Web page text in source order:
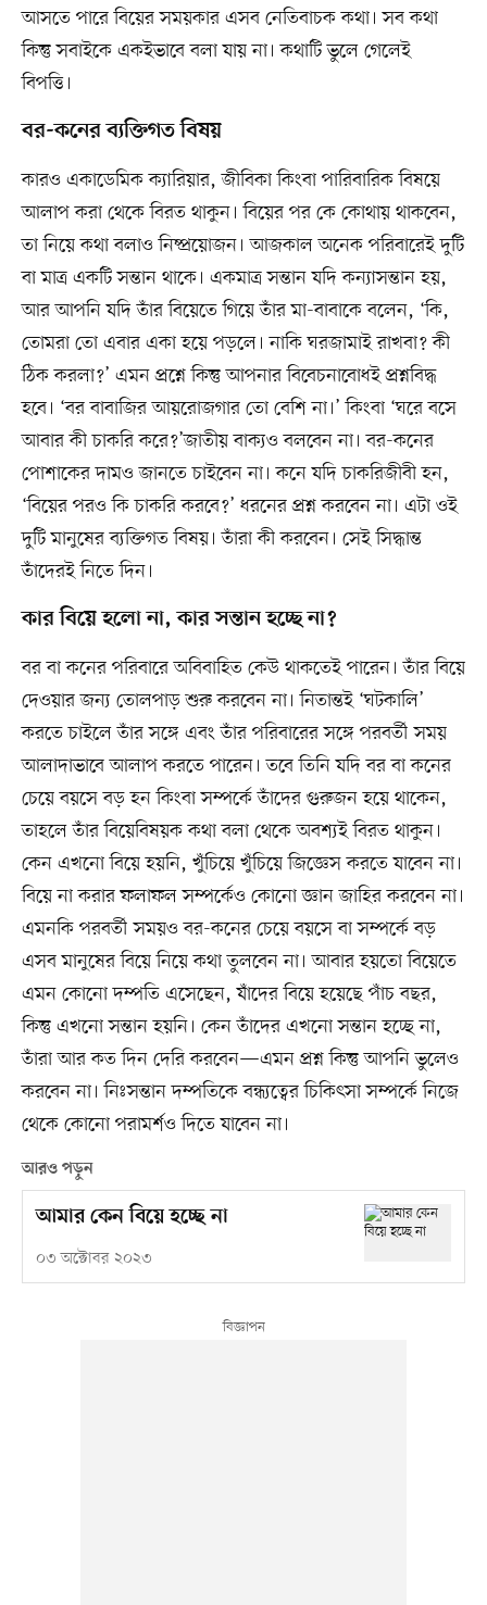
আসতে পারে বিয়ের সময়কার এসব নেতিবাচক কথা। সব কথা
কিন্তু সবাইকে একইভাবে বলা যায় না। কথাটি ভুলে গেলেই
বিপত্তি।
বর-কনের ব্যক্তিগত বিষয়
কারও একাডেমিক ক্যারিয়ার, জীবিকা কিংবা পারিবারিক বিষয়ে
আলাপ করা থেকে বিরত থাকুন। বিয়ের পর কে কোথায় থাকবেন,
তা নিয়ে কথা বলাও নিষ্প্রয়োজন। আজকাল অনেক পরিবারেই দুটি
বা মাত্র একটি সন্তান থাকে। একমাত্র সন্তান যদি কন্যাসন্তান হয়,
আর আপনি যদি তাঁর বিয়েতে গিয়ে তাঁর মা-বাবাকে বলেন, ‘কি,
তোমরা তো এবার একা হয়ে পড়লে। নাকি ঘরজামাই রাখবা? কী
ঠিক করলা?’ এমন প্রশ্নে কিন্তু আপনার বিবেচনাবোধই প্রশ্নবিদ্ধ
হবে। ‘বর বাবাজির আয়রোজগার তো বেশি না।’ কিংবা ‘ঘরে বসে
আবার কী চাকরি করে?’জাতীয় বাক্যও বলবেন না। বর-কনের
পোশাকের দামও জানতে চাইবেন না। কনে যদি চাকরিজীবী হন,
‘বিয়ের পরও কি চাকরি করবে?’ ধরনের প্রশ্ন করবেন না। এটা ওই
দুটি মানুষের ব্যক্তিগত বিষয়। তাঁরা কী করবেন। সেই সিদ্ধান্ত
তাঁদেরই নিতে দিন।
কার বিয়ে হলো না, কার সন্তান হচ্ছে না?
বর বা কনের পরিবারে অবিবাহিত কেউ থাকতেই পারেন। তাঁর বিয়ে
দেওয়ার জন্য তোলপাড় শুরু করবেন না। নিতান্তই ‘ঘটকালি’
করতে চাইলে তাঁর সঙ্গে এবং তাঁর পরিবারের সঙ্গে পরবর্তী সময়
আলাদাভাবে আলাপ করতে পারেন। তবে তিনি যদি বর বা কনের
চেয়ে বয়সে বড় হন কিংবা সম্পর্কে তাঁদের গুরুজন হয়ে থাকেন,
তাহলে তাঁর বিয়েবিষয়ক কথা বলা থেকে অবশ্যই বিরত থাকুন।
কেন এখনো বিয়ে হয়নি, খুঁচিয়ে খুঁচিয়ে জিজ্ঞেস করতে যাবেন না।
বিয়ে না করার ফলাফল সম্পর্কেও কোনো জ্ঞান জাহির করবেন না।
এমনকি পরবর্তী সময়ও বর-কনের চেয়ে বয়সে বা সম্পর্কে বড়
এসব মানুষের বিয়ে নিয়ে কথা তুলবেন না। আবার হয়তো বিয়েতে
এমন কোনো দম্পতি এসেছেন, যাঁদের বিয়ে হয়েছে পাঁচ বছর,
কিন্তু এখনো সন্তান হয়নি। কেন তাঁদের এখনো সন্তান হচ্ছে না,
তাঁরা আর কত দিন দেরি করবেন—এমন প্রশ্ন কিন্তু আপনি ভুলেও
করবেন না। নিঃসন্তান দম্পতিকে বন্ধ্যত্বের চিকিৎসা সম্পর্কে নিজে
থেকে কোনো পরামর্শও দিতে যাবেন না।
আরও পড়ুন
আমার কেন বিয়ে হচ্ছে না
০৩ অক্টোবর ২০২৩